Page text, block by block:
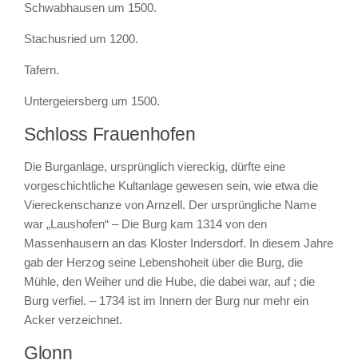
Schwabhausen um 1500.
Stachusried um 1200.
Tafern.
Untergeiersberg um 1500.
Schloss Frauenhofen
Die Burganlage, ursprünglich viereckig, dürfte eine
vorgeschichtliche Kultanlage gewesen sein, wie etwa die
Viereckenschanze von Arnzell. Der ursprüngliche Name
war „Laushofen“ – Die Burg kam 1314 von den
Massenhausern an das Kloster Indersdorf. In diesem Jahre
gab der Herzog seine Lebenshoheit über die Burg, die
Mühle, den Weiher und die Hube, die dabei war, auf ; die
Burg verfiel. – 1734 ist im Innern der Burg nur mehr ein
Acker verzeichnet.
Glonn